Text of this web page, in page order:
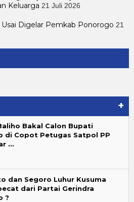
Keluarga 21 Juli 2026
Digelar Pemkab Ponorogo 21
+
Bakal Calon Bupati
di Copot Petugas Satpol PP
…
dan Segoro Luhur Kusuma
dari Partai Gerindra
?